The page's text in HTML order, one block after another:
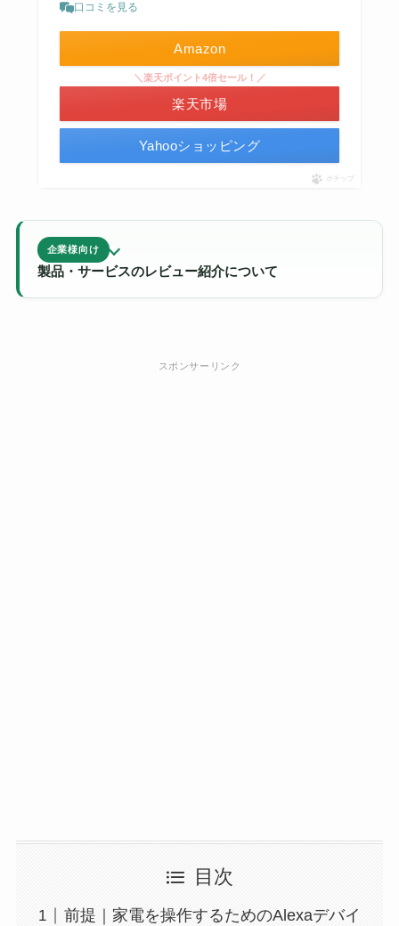
口コミを見る
Amazon
＼楽天ポイント4倍セール！／
楽天市場
Yahooショッピング
ポチップ
企業様向け
製品・サービスのレビュー紹介について
目次
前提｜家電を操作するためのAlexaデバイ